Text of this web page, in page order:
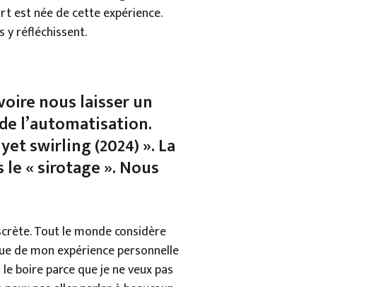
est née de cette expérience.
y réfléchissent.
nous laisser un
l’automatisation.
swirling (2024) ». La
« sirotage ». Nous
Tout le monde considère
de mon expérience personnelle
boire parce que je ne veux pas